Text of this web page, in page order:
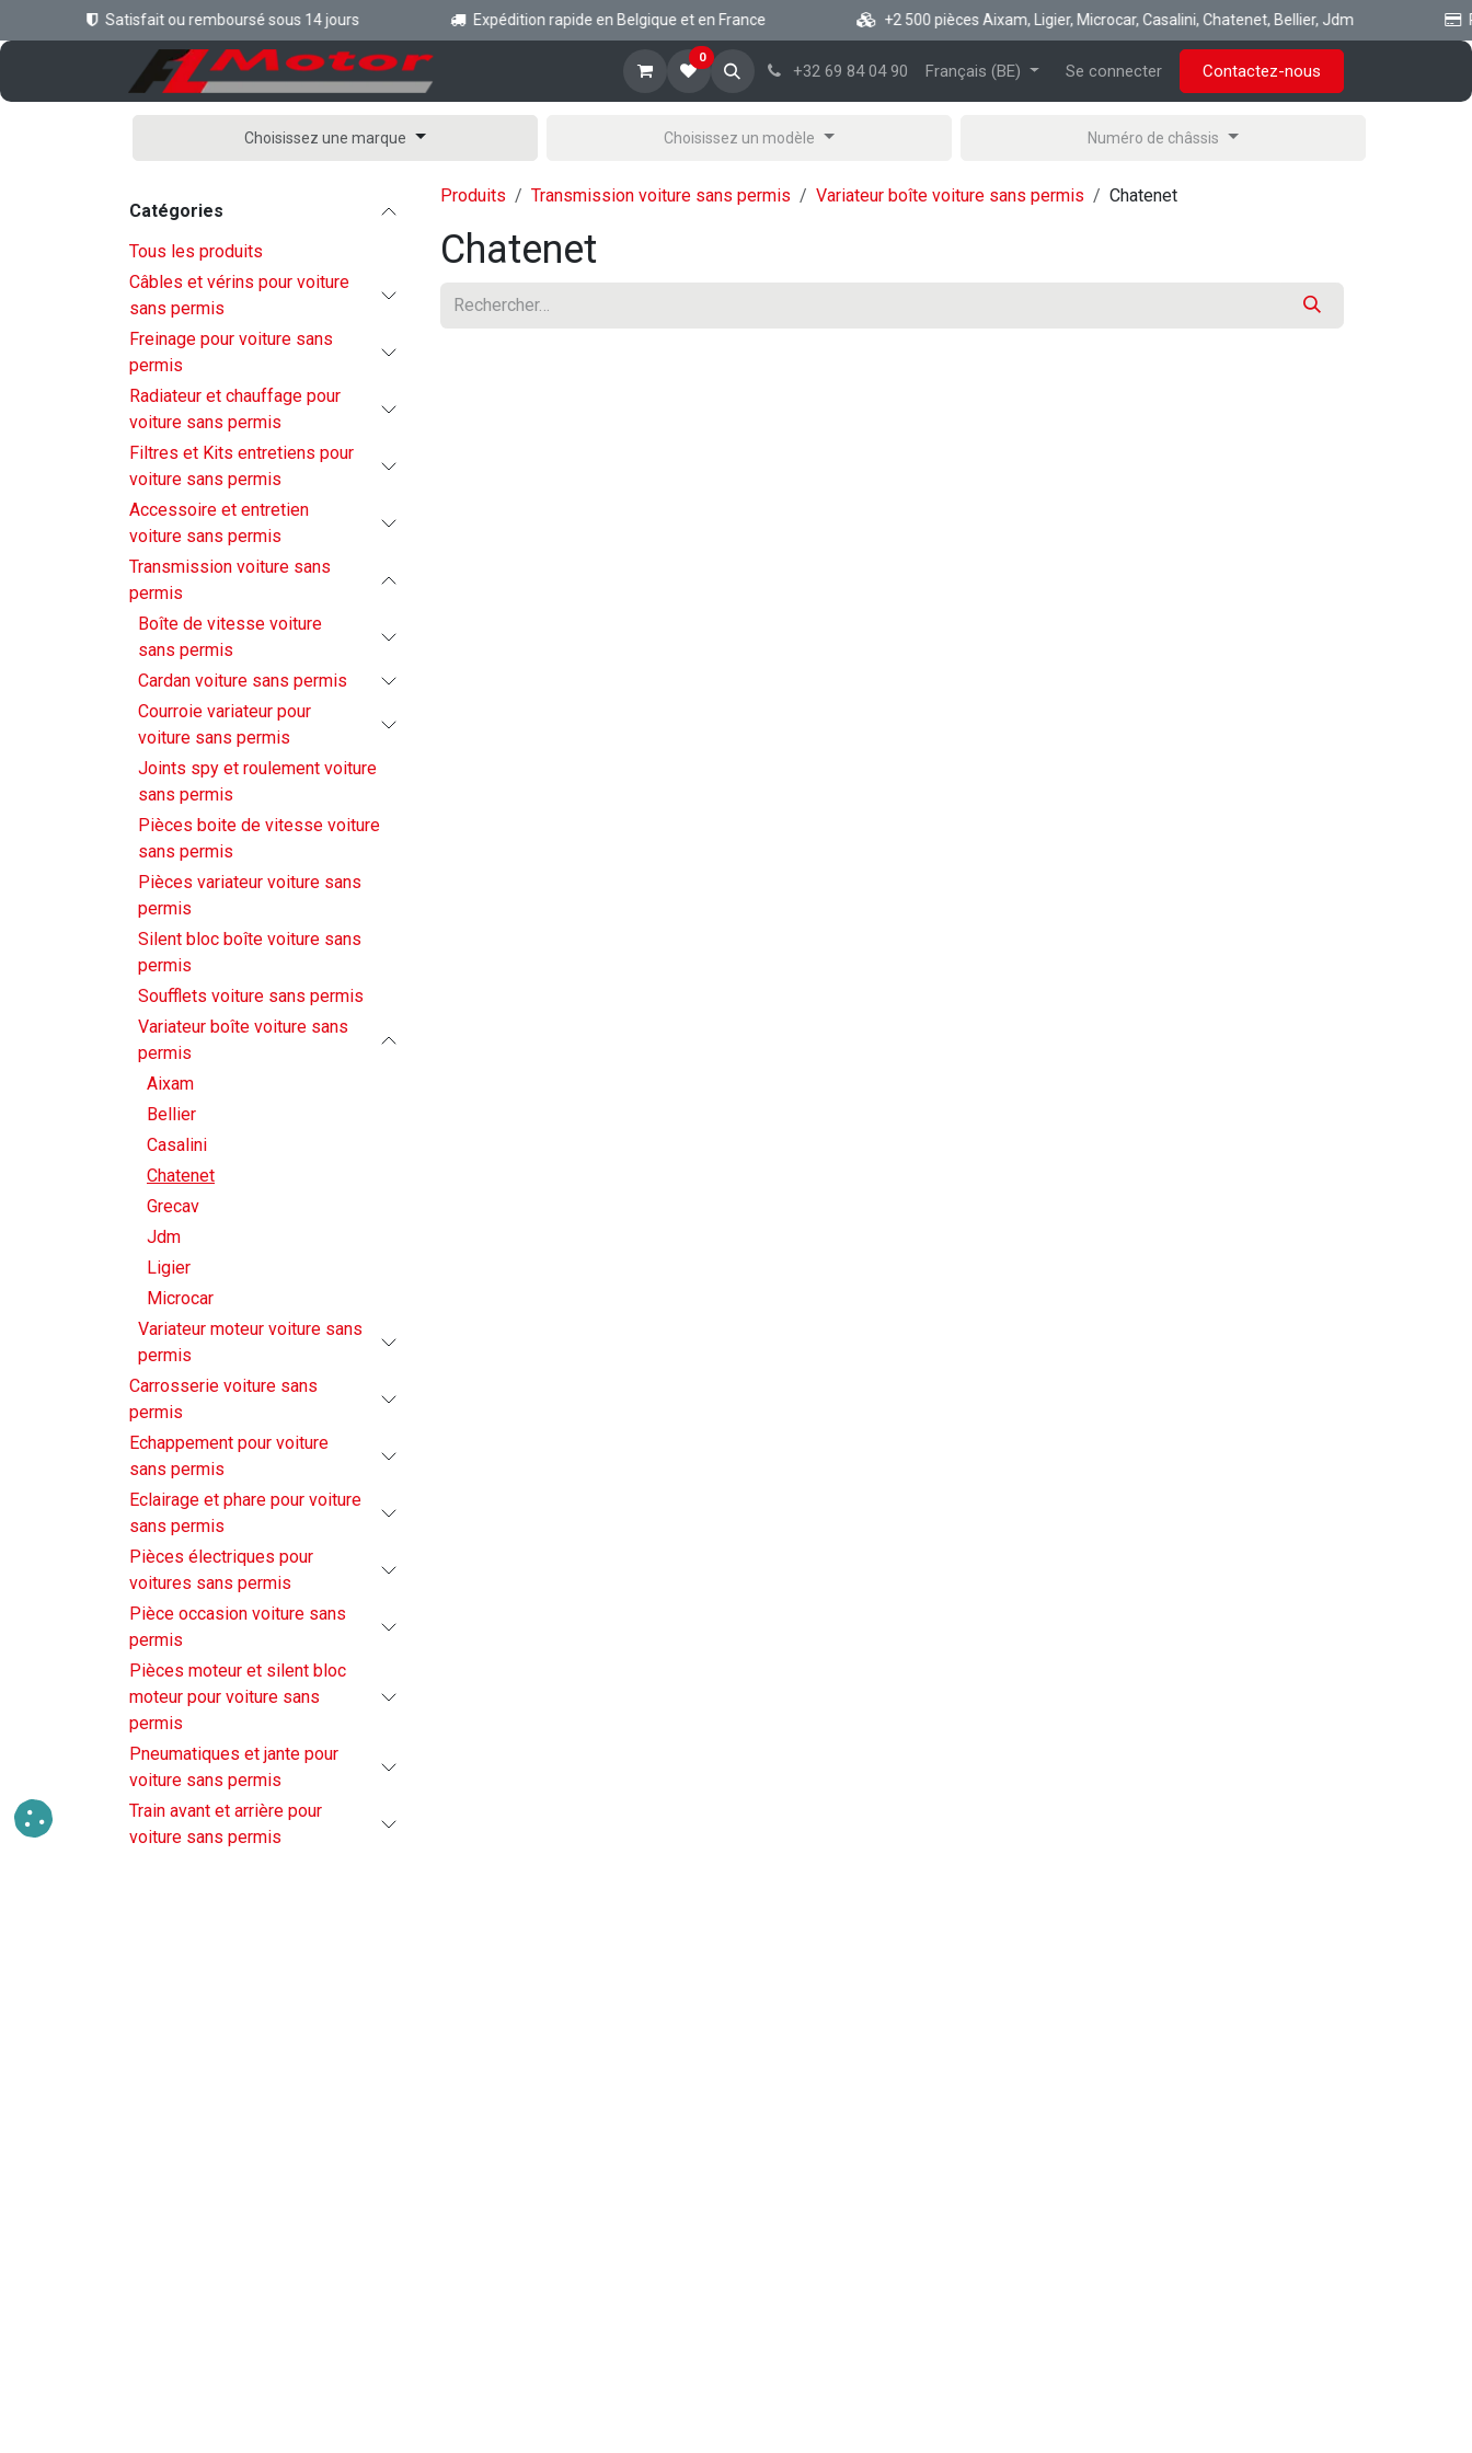
Se rendre au contenuSatisfait ou remboursé sous 14 jours Expédition rapide en Belgique et en France +2 500 pièces Aixam, Ligier, Microcar, Casalini, Chatenet, Bellier, Jdm
Blog A propos Aide
0
+32 69 84 04 90 Français (BE) Se connecter Contactez-nous
Choisissez une marque Choisissez un modèle Numéro de châssis
Catégories
Tous les produits
Câbles et vérins pour voiture
sans permis
Freinage pour voiture sans
permis
Radiateur et chauffage pour
voiture sans permis
Filtres et Kits entretiens pour
voiture sans permis
Accessoire et entretien
voiture sans permis
Transmission voiture sans
permis
Boîte de vitesse voiture
sans permis
Cardan voiture sans permis
Courroie variateur pour
voiture sans permis
Joints spy et roulement voiture
sans permis
Pièces boite de vitesse voiture
sans permis
Pièces variateur voiture sans
permis
Silent bloc boîte voiture sans
permis
Soufflets voiture sans permis
Variateur boîte voiture sans
permis
Aixam
Bellier
Casalini
Chatenet
Grecav
Jdm
Ligier
Microcar
Variateur moteur voiture sans
permis
Carrosserie voiture sans
permis
Echappement pour voiture
sans permis
Eclairage et phare pour voiture
sans permis
Pièces électriques pour
voitures sans permis
Pièce occasion voiture sans
permis
Pièces moteur et silent bloc
moteur pour voiture sans
permis
Pneumatiques et jante pour
voiture sans permis
Train avant et arrière pour
voiture sans permis
Produits Transmission voiture sans permis Variateur boîte voiture sans permis Chatenet
Chatenet